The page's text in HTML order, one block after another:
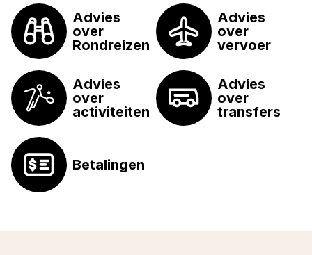
Advies
over
Rondreizen
Advies
over
vervoer
Advies
over
activiteiten
Advies
over
transfers
Betalingen